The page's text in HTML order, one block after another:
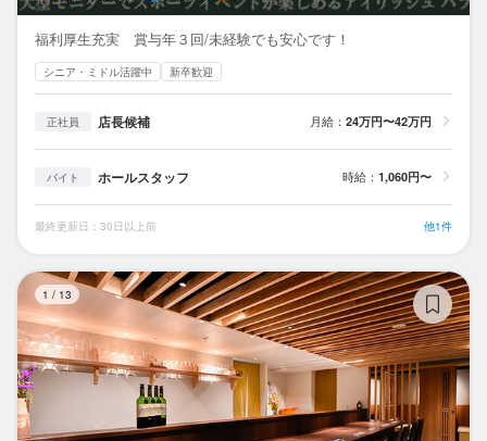
福利厚生充実 賞与年３回/未経験でも安心です！
シニア・ミドル活躍中 新卒歓迎
正社員 店長候補 月給： 24万円〜42万円
バイト ホールスタッフ 時給： 1,060円〜
最終更新日：30日以上前 他1件
1 / 13